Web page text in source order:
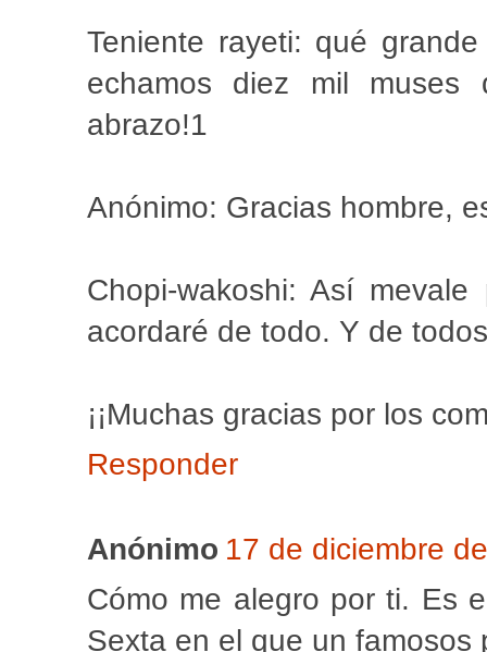
Teniente rayeti: qué
echamos diez mil
abrazo!1
Anónimo: Gracias hombre,
Chopi-wakoshi: Así
acordaré de todo. Y de
¡¡Muchas gracias por los
Responder
Anónimo 17 de diciembre
Cómo me alegro por ti. Es
Sexta en el que un famosos